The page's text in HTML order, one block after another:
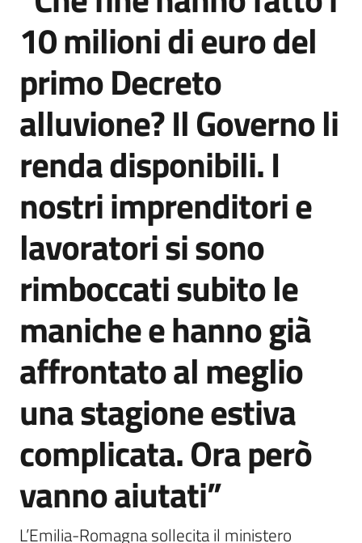
10 milioni di euro del
primo Decreto
alluvione? Il Governo li
renda disponibili. I
nostri imprenditori e
lavoratori si sono
rimboccati subito le
maniche e hanno già
affrontato al meglio
una stagione estiva
complicata. Ora però
vanno aiutati”
L’Emilia-Romagna sollecita il ministero